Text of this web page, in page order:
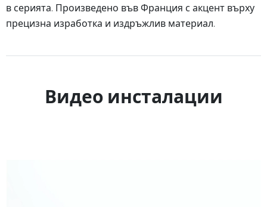
в серията. Произведено във Франция с акцент върху
прецизна изработка и издръжлив материал.
Видео инсталации